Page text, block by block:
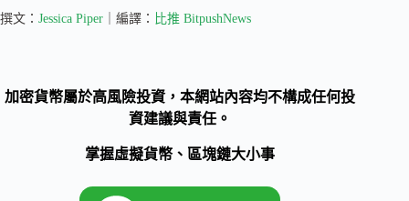
撰文： Jessica Piper ｜編譯： 比推 BitpushNews
加密貨幣屬於高風險投資，本網站內容均不構成任何投
資建議與責任。
掌握虛擬貨幣、區塊鏈大小事